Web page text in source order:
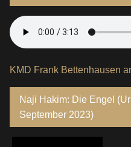
KMD Frank Bettenhausen
Naji Hakim: Die Engel
September 2023)